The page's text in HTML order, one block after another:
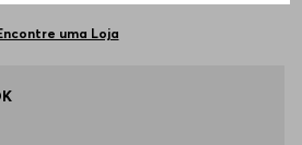
uma Loja